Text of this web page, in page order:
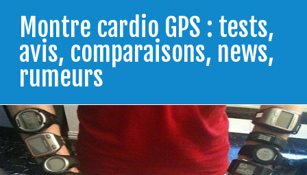
contentMontre cardio GPS : tests,
avis, comparaisons, news,
rumeurs
Testeur de montres GPS, je vous livre les clés pour
trouver celle qui répondra à vos besoins et
comprendre comment bien l'utiliser.